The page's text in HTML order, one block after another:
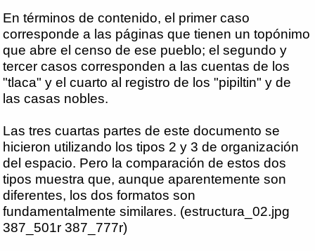
En términos de contenido, el primer caso
corresponde a las páginas que tienen un topónimo
que abre el censo de ese pueblo; el segundo y
tercer casos corresponden a las cuentas de los
"tlaca" y el cuarto al registro de los "pipiltin" y de
las casas nobles.
Las tres cuartas partes de este documento se
hicieron utilizando los tipos 2 y 3 de organización
del espacio. Pero la comparación de estos dos
tipos muestra que, aunque aparentemente son
diferentes, los dos formatos son
fundamentalmente similares. (estructura_02.jpg
387_501r 387_777r)